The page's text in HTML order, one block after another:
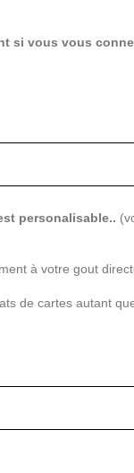
si vous vous
personalisable..
à votre gout
de cartes autant